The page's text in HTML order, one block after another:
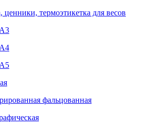
ценники, термоэтикетка для весов
фальцованная